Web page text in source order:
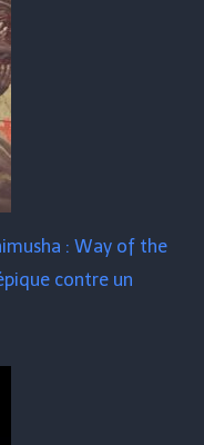
: Way of the
contre un